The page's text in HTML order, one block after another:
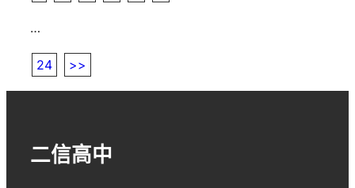
…
24 >>
二信高中